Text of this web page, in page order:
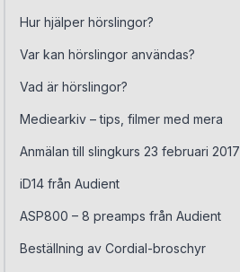
Hur hjälper hörslingor?
Var kan hörslingor användas?
Vad är hörslingor?
Mediearkiv – tips, filmer med mera
Anmälan till slingkurs 23 februari 2017
iD14 från Audient
ASP800 – 8 preamps från Audient
Beställning av Cordial-broschyr